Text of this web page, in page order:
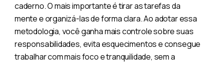
caderno. O mais importante é tirar as tarefas da
mente e organizá-las de forma clara. Ao adotar essa
metodologia, você ganha mais controle sobre suas
responsabilidades, evita esquecimentos e consegue
trabalhar com mais foco e tranquilidade, sem a